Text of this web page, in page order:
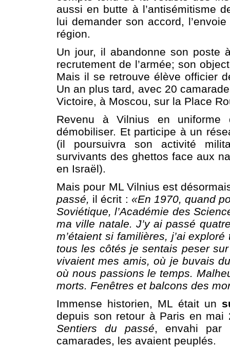
aussi en butte à l’antisémitisme
lui demander son accord, l’envoie
région.
Un jour, il abandonne son poste
recrutement de l’armée; son
Mais il se retrouve élève officier
Un an plus tard, avec 20
Victoire, à Moscou, sur la Place
Revenu à Vilnius en
démobiliser. Et participe à un
(il poursuivra son activité
survivants des ghettos face aux
en Israël).
Mais pour ML Vilnius est
passé, il écrit : «En 1970, quand
Soviétique, l’Académie des
ma ville natale. J’y ai passé
m’étaient si familières, j’ai
tous les côtés je sentais peser
vivaient mes amis, où je buvais
où nous passions le temps.
morts. Fenêtres et balcons des
Immense historien, ML était un
depuis son retour à Paris en mai
Sentiers du passé, envahi par
camarades, les avaient peuplés.